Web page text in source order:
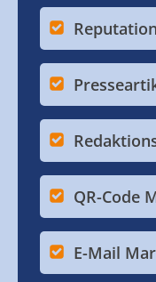
QR-Code
E-Mail